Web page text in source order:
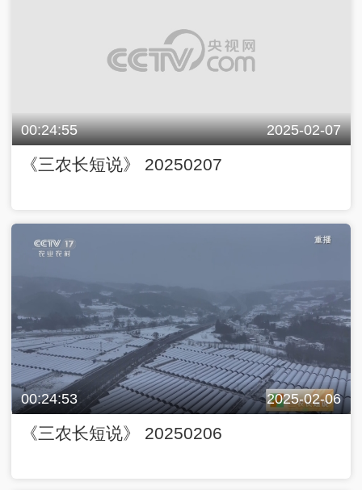
00:24:55 2025-02-07
《三农长短说》 20250207
00:24:53 2025-02-06
《三农长短说》 20250206